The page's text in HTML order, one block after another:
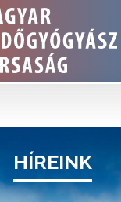
HÍREINK